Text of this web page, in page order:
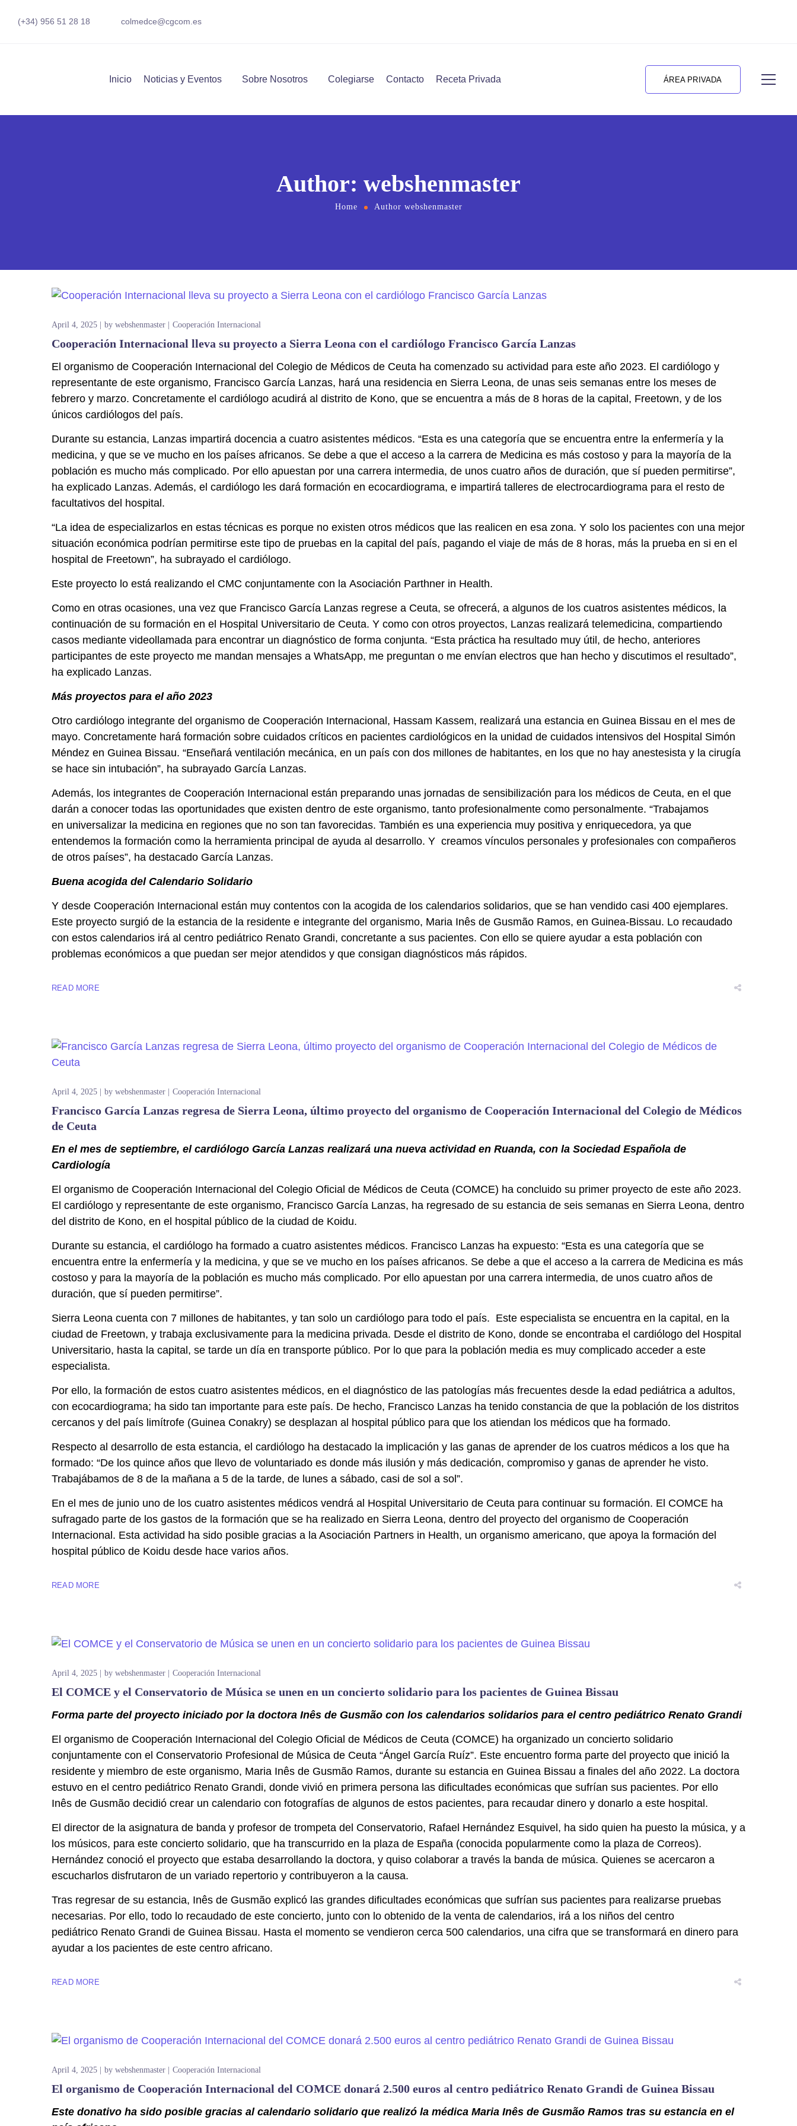
(+34) 956 51 28 18 colmedce@cgcom.es
Inicio Noticias y Eventos Sobre Nosotros Colegiarse Contacto Receta Privada ÁREA PRIVADA
Author: webshenmaster
Home Author webshenmaster
April 4, 2025 by webshenmaster Cooperación Internacional
Cooperación Internacional lleva su proyecto a Sierra Leona con el cardiólogo Francisco García Lanzas
El organismo de Cooperación Internacional del Colegio de Médicos de Ceuta ha comenzado su actividad para este año 2023. El cardiólogo y
representante de este organismo, Francisco García Lanzas, hará una residencia en Sierra Leona, de unas seis semanas entre los meses de
febrero y marzo. Concretamente el cardiólogo acudirá al distrito de Kono, que se encuentra a más de 8 horas de la capital, Freetown, y de los
únicos cardiólogos del país.
Durante su estancia, Lanzas impartirá docencia a cuatro asistentes médicos. “Esta es una categoría que se encuentra entre la enfermería y la
medicina, y que se ve mucho en los países africanos. Se debe a que el acceso a la carrera de Medicina es más costoso y para la mayoría de la
población es mucho más complicado. Por ello apuestan por una carrera intermedia, de unos cuatro años de duración, que sí pueden permitirse”,
ha explicado Lanzas. Además, el cardiólogo les dará formación en ecocardiograma, e impartirá talleres de electrocardiograma para el resto de
facultativos del hospital.
“La idea de especializarlos en estas técnicas es porque no existen otros médicos que las realicen en esa zona. Y solo los pacientes con una mejor
situación económica podrían permitirse este tipo de pruebas en la capital del país, pagando el viaje de más de 8 horas, más la prueba en si en el
hospital de Freetown”, ha subrayado el cardiólogo.
Este proyecto lo está realizando el CMC conjuntamente con la Asociación Parthner in Health.
Como en otras ocasiones, una vez que Francisco García Lanzas regrese a Ceuta, se ofrecerá, a algunos de los cuatros asistentes médicos, la
continuación de su formación en el Hospital Universitario de Ceuta. Y como con otros proyectos, Lanzas realizará telemedicina, compartiendo
casos mediante videollamada para encontrar un diagnóstico de forma conjunta. “Esta práctica ha resultado muy útil, de hecho, anteriores
participantes de este proyecto me mandan mensajes a WhatsApp, me preguntan o me envían electros que han hecho y discutimos el resultado”,
ha explicado Lanzas.
Más proyectos para el año 2023
Otro cardiólogo integrante del organismo de Cooperación Internacional, Hassam Kassem, realizará una estancia en Guinea Bissau en el mes de
mayo. Concretamente hará formación sobre cuidados críticos en pacientes cardiológicos en la unidad de cuidados intensivos del Hospital Simón
Méndez en Guinea Bissau. “Enseñará ventilación mecánica, en un país con dos millones de habitantes, en los que no hay anestesista y la cirugía
se hace sin intubación”, ha subrayado García Lanzas.
Además, los integrantes de Cooperación Internacional están preparando unas jornadas de sensibilización para los médicos de Ceuta, en el que
darán a conocer todas las oportunidades que existen dentro de este organismo, tanto profesionalmente como personalmente. “Trabajamos
en universalizar la medicina en regiones que no son tan favorecidas. También es una experiencia muy positiva y enriquecedora, ya que
entendemos la formación como la herramienta principal de ayuda al desarrollo. Y creamos vínculos personales y profesionales con compañeros
de otros países”, ha destacado García Lanzas.
Buena acogida del Calendario Solidario
Y desde Cooperación Internacional están muy contentos con la acogida de los calendarios solidarios, que se han vendido casi 400 ejemplares.
Este proyecto surgió de la estancia de la residente e integrante del organismo, Maria Inês de Gusmão Ramos, en Guinea-Bissau. Lo recaudado
con estos calendarios irá al centro pediátrico Renato Grandi, concretante a sus pacientes. Con ello se quiere ayudar a esta población con
problemas económicos a que puedan ser mejor atendidos y que consigan diagnósticos más rápidos.
READ MORE
April 4, 2025 by webshenmaster Cooperación Internacional
Francisco García Lanzas regresa de Sierra Leona, último proyecto del organismo de Cooperación Internacional del Colegio de Médicos
de Ceuta
En el mes de septiembre, el cardiólogo García Lanzas realizará una nueva actividad en Ruanda, con la Sociedad Española de
Cardiología
El organismo de Cooperación Internacional del Colegio Oficial de Médicos de Ceuta (COMCE) ha concluido su primer proyecto de este año 2023.
El cardiólogo y representante de este organismo, Francisco García Lanzas, ha regresado de su estancia de seis semanas en Sierra Leona, dentro
del distrito de Kono, en el hospital público de la ciudad de Koidu.
Durante su estancia, el cardiólogo ha formado a cuatro asistentes médicos. Francisco Lanzas ha expuesto: “Esta es una categoría que se
encuentra entre la enfermería y la medicina, y que se ve mucho en los países africanos. Se debe a que el acceso a la carrera de Medicina es más
costoso y para la mayoría de la población es mucho más complicado. Por ello apuestan por una carrera intermedia, de unos cuatro años de
duración, que sí pueden permitirse”.
Sierra Leona cuenta con 7 millones de habitantes, y tan solo un cardiólogo para todo el país. Este especialista se encuentra en la capital, en la
ciudad de Freetown, y trabaja exclusivamente para la medicina privada. Desde el distrito de Kono, donde se encontraba el cardiólogo del Hospital
Universitario, hasta la capital, se tarde un día en transporte público. Por lo que para la población media es muy complicado acceder a este
especialista.
Por ello, la formación de estos cuatro asistentes médicos, en el diagnóstico de las patologías más frecuentes desde la edad pediátrica a adultos,
con ecocardiograma; ha sido tan importante para este país. De hecho, Francisco Lanzas ha tenido constancia de que la población de los distritos
cercanos y del país limítrofe (Guinea Conakry) se desplazan al hospital público para que los atiendan los médicos que ha formado.
Respecto al desarrollo de esta estancia, el cardiólogo ha destacado la implicación y las ganas de aprender de los cuatros médicos a los que ha
formado: “De los quince años que llevo de voluntariado es donde más ilusión y más dedicación, compromiso y ganas de aprender he visto.
Trabajábamos de 8 de la mañana a 5 de la tarde, de lunes a sábado, casi de sol a sol”.
En el mes de junio uno de los cuatro asistentes médicos vendrá al Hospital Universitario de Ceuta para continuar su formación. El COMCE ha
sufragado parte de los gastos de la formación que se ha realizado en Sierra Leona, dentro del proyecto del organismo de Cooperación
Internacional. Esta actividad ha sido posible gracias a la Asociación Partners in Health, un organismo americano, que apoya la formación del
hospital público de Koidu desde hace varios años.
READ MORE
April 4, 2025 by webshenmaster Cooperación Internacional
El COMCE y el Conservatorio de Música se unen en un concierto solidario para los pacientes de Guinea Bissau
Forma parte del proyecto iniciado por la doctora Inês de Gusmão con los calendarios solidarios para el centro pediátrico Renato Grandi
El organismo de Cooperación Internacional del Colegio Oficial de Médicos de Ceuta (COMCE) ha organizado un concierto solidario
conjuntamente con el Conservatorio Profesional de Música de Ceuta “Ángel García Ruíz”. Este encuentro forma parte del proyecto que inició la
residente y miembro de este organismo, Maria Inês de Gusmão Ramos, durante su estancia en Guinea Bissau a finales del año 2022. La doctora
estuvo en el centro pediátrico Renato Grandi, donde vivió en primera persona las dificultades económicas que sufrían sus pacientes. Por ello
Inês de Gusmão decidió crear un calendario con fotografías de algunos de estos pacientes, para recaudar dinero y donarlo a este hospital.
El director de la asignatura de banda y profesor de trompeta del Conservatorio, Rafael Hernández Esquivel, ha sido quien ha puesto la música, y a
los músicos, para este concierto solidario, que ha transcurrido en la plaza de España (conocida popularmente como la plaza de Correos).
Hernández conoció el proyecto que estaba desarrollando la doctora, y quiso colaborar a través la banda de música. Quienes se acercaron a
escucharlos disfrutaron de un variado repertorio y contribuyeron a la causa.
Tras regresar de su estancia, Inês de Gusmão explicó las grandes dificultades económicas que sufrían sus pacientes para realizarse pruebas
necesarias. Por ello, todo lo recaudado de este concierto, junto con lo obtenido de la venta de calendarios, irá a los niños del centro
pediátrico Renato Grandi de Guinea Bissau. Hasta el momento se vendieron cerca 500 calendarios, una cifra que se transformará en dinero para
ayudar a los pacientes de este centro africano.
READ MORE
April 4, 2025 by webshenmaster Cooperación Internacional
El organismo de Cooperación Internacional del COMCE donará 2.500 euros al centro pediátrico Renato Grandi de Guinea Bissau
Este donativo ha sido posible gracias al calendario solidario que realizó la médica Maria Inês de Gusmão Ramos tras su estancia en el